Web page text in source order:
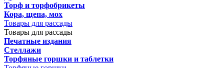
Торф и торфобрикеты
Кора, щепа, мох
Товары для рассады
Товары для рассады
Печатные издания
Стеллажи
Торфяные горшки и таблетки